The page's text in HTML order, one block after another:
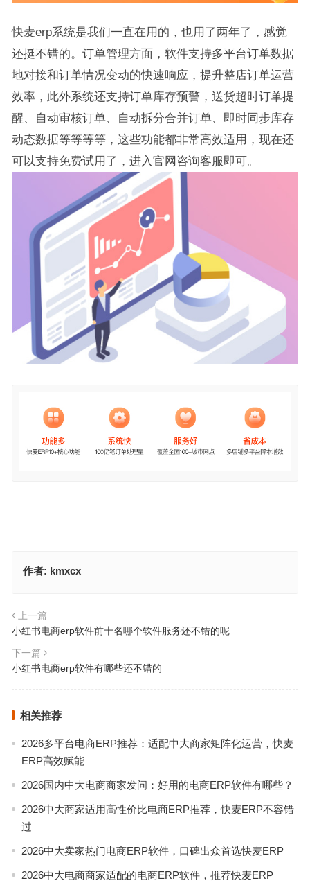
快麦erp系统是我们一直在用的，也用了两年了，感觉
还挺不错的。订单管理方面，软件支持多平台订单数据
地对接和订单情况变动的快速响应，提升整店订单运营
效率，此外系统还支持订单库存预警，送货超时订单提
醒、自动审核订单、自动拆分合并订单、即时同步库存
动态数据等等等等，这些功能都非常高效适用，现在还
可以支持免费试用了，进入官网咨询客服即可。
作者: kmxcx
上一篇
小红书电商erp软件前十名哪个软件服务还不错的呢
下一篇
小红书电商erp软件有哪些还不错的
相关推荐
2026多平台电商ERP推荐：适配中大商家矩阵化运营，快麦
ERP高效赋能
2026国内中大电商商家发问：好用的电商ERP软件有哪些？
2026中大商家适用高性价比电商ERP推荐，快麦ERP不容错
过
2026中大卖家热门电商ERP软件，口碑出众首选快麦ERP
2026中大电商商家适配的电商ERP软件，推荐快麦ERP